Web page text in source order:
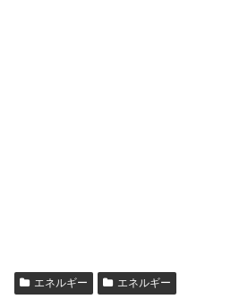
エネルギー エネルギー